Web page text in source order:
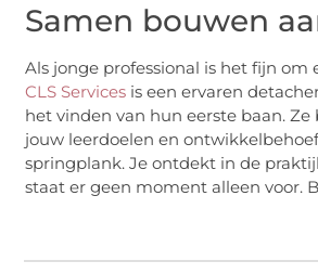
Samen bouwen
Als jonge professional is het fijn
CLS Services is een ervaren
het vinden van hun eerste baan.
jouw leerdoelen en
springplank. Je ontdekt in de
staat er geen moment alleen voor.